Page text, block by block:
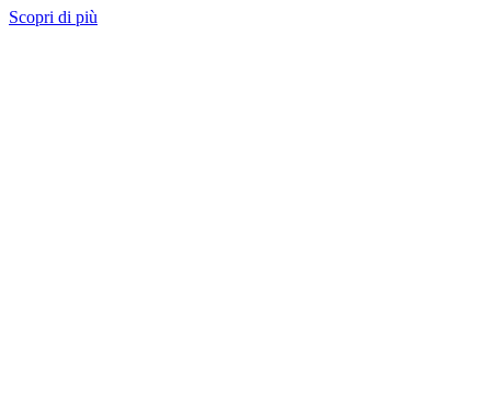
Scopri di più